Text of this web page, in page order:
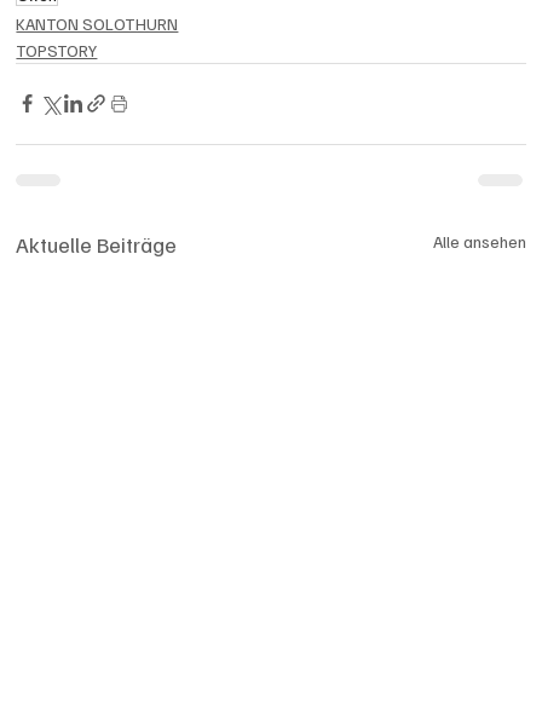
KANTON SOLOTHURN
TOPSTORY
Aktuelle Beiträge Alle ansehen